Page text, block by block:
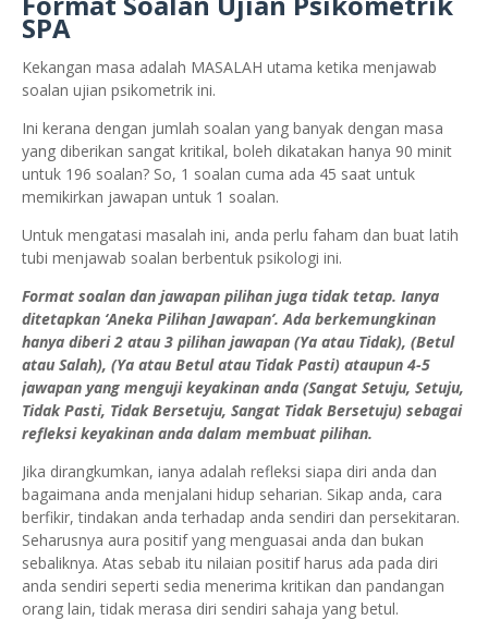
SPA
Kekangan masa adalah MASALAH utama ketika menjawab
soalan ujian psikometrik ini.
Ini kerana dengan jumlah soalan yang banyak dengan masa
yang diberikan sangat kritikal, boleh dikatakan hanya 90 minit
untuk 196 soalan? So, 1 soalan cuma ada 45 saat untuk
memikirkan jawapan untuk 1 soalan.
Untuk mengatasi masalah ini, anda perlu faham dan buat latih
tubi menjawab soalan berbentuk psikologi ini.
Format soalan dan jawapan pilihan juga tidak tetap. Ianya
ditetapkan ‘Aneka Pilihan Jawapan’. Ada berkemungkinan
hanya diberi 2 atau 3 pilihan jawapan (Ya atau Tidak), (Betul
atau Salah), (Ya atau Betul atau Tidak Pasti) ataupun 4-5
jawapan yang menguji keyakinan anda (Sangat Setuju, Setuju,
Tidak Pasti, Tidak Bersetuju, Sangat Tidak Bersetuju) sebagai
refleksi keyakinan anda dalam membuat pilihan.
Jika dirangkumkan, ianya adalah refleksi siapa diri anda dan
bagaimana anda menjalani hidup seharian. Sikap anda, cara
berfikir, tindakan anda terhadap anda sendiri dan persekitaran.
Seharusnya aura positif yang menguasai anda dan bukan
sebaliknya. Atas sebab itu nilaian positif harus ada pada diri
anda sendiri seperti sedia menerima kritikan dan pandangan
orang lain, tidak merasa diri sendiri sahaja yang betul.